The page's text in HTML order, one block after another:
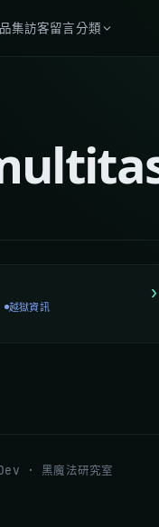
集訪客留言分類
越獄資訊
· 黑魔法研究室